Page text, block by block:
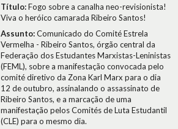
Título:Fogo sobre a canalha neo-revisionista!
Viva o heróico camarada Ribeiro Santos!
Assunto:Comunicado do Comité Estrela
Vermelha - Ribeiro Santos, órgão central da
Federação dos Estudantes Marxistas-Leninistas
(FEML), sobre a manifestação convocada pelo
comité diretivo da Zona Karl Marx para o dia
12 de outubro, assinalando o assassinato de
Ribeiro Santos, e a marcação de uma
manifestação pelos Comités de Luta Estudantil
(CLE) para o mesmo dia.